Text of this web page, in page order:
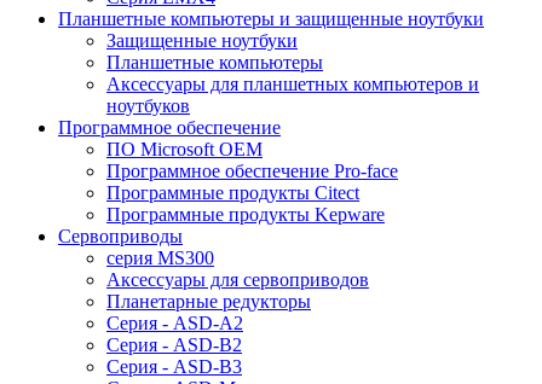
Планшетные компьютеры и защищенные ноутбуки
Защищенные ноутбуки
Планшетные компьютеры
Аксессуары для планшетных компьютеров и
ноутбуков
Программное обеспечение
ПО Microsoft OEM
Программное обеспечение Pro-face
Программные продукты Citect
Программные продукты Kepware
Сервоприводы
серия MS300
Аксессуары для сервоприводов
Планетарные редукторы
Серия - ASD-A2
Серия - ASD-B2
Серия - ASD-B3